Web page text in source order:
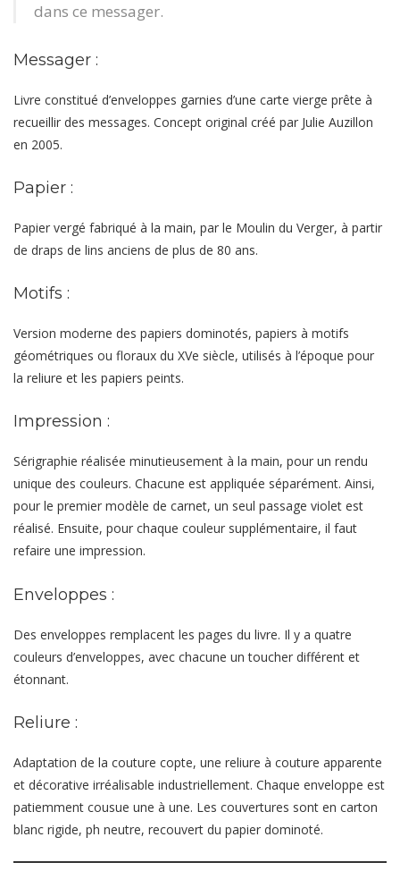
dans ce messager.
Messager :
Livre constitué d’enveloppes garnies d’une carte vierge prête à
recueillir des messages. Concept original créé par Julie Auzillon
en 2005.
Papier :
Papier vergé fabriqué à la main, par le Moulin du Verger, à partir
de draps de lins anciens de plus de 80 ans.
Motifs :
Version moderne des papiers dominotés, papiers à motifs
géométriques ou floraux du XVe siècle, utilisés à l’époque pour
la reliure et les papiers peints.
Impression :
Sérigraphie réalisée minutieusement à la main, pour un rendu
unique des couleurs. Chacune est appliquée séparément. Ainsi,
pour le premier modèle de carnet, un seul passage violet est
réalisé. Ensuite, pour chaque couleur supplémentaire, il faut
refaire une impression.
Enveloppes :
Des enveloppes remplacent les pages du livre. Il y a quatre
couleurs d’enveloppes, avec chacune un toucher différent et
étonnant.
Reliure :
Adaptation de la couture copte, une reliure à couture apparente
et décorative irréalisable industriellement. Chaque enveloppe est
patiemment cousue une à une. Les couvertures sont en carton
blanc rigide, ph neutre, recouvert du papier dominoté.